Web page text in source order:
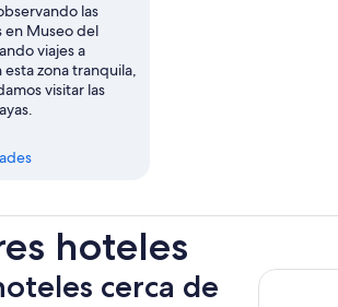
las
en Museo del
viajes a
esta zona tranquila,
visitar las
hoteles
cerca de